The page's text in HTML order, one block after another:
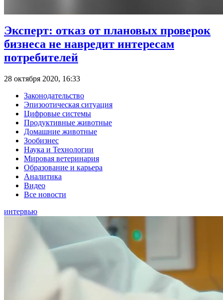
Эксперт: отказ от плановых проверок
бизнеса не навредит интересам
потребителей
28 октября 2020, 16:33
Законодательство
Эпизоотическая ситуация
Цифровые системы
Продуктивные животные
Домашние животные
Зообизнес
Наука и Технологии
Мировая ветеринария
Образование и карьера
Аналитика
Видео
Все новости
интервью